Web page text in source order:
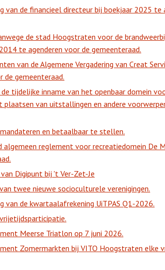
van de financieel directeur bij boekjaar 2025 te
de stad Hoogstraten voor de
te agenderen voor de gemeenteraad.
van de Algemene Vergadering van Creat
de gemeenteraad.
tijdelijke inname van het openbaar domein
plaatsen van uitstallingen en andere
en betaalbaar te stellen.
algemeen reglement voor recreatiedomein De
Digipunt bij 't Ver-Zet-Je
twee nieuwe socioculturele verenigingen.
van de kwartaalafrekening UiTPAS Q1-2026.
Meerse Triatlon op 7 juni 2026.
Zomermarkten bij VITO Hoogstraten elke